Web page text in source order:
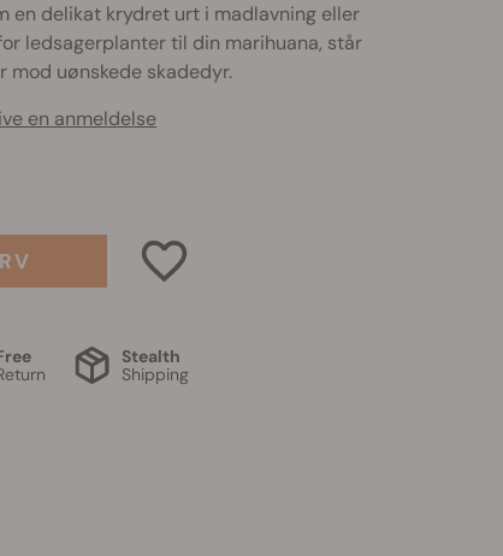
en delikat krydret urt i madlavning eller
ledsagerplanter til din marihuana, står
mod uønskede skadedyr.
en anmeldelse
Stealth
Shipping